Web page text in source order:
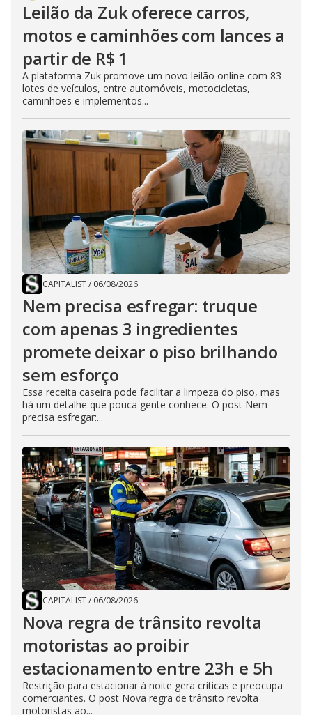
Leilão da Zuk oferece carros,
motos e caminhões com lances a
partir de R$ 1
A plataforma Zuk promove um novo leilão online com 83
lotes de veículos, entre automóveis, motocicletas,
caminhões e implementos...
CAPITALIST/ 06/08/2026
Nem precisa esfregar: truque
com apenas 3 ingredientes
promete deixar o piso brilhando
sem esforço
Essa receita caseira pode facilitar a limpeza do piso, mas
há um detalhe que pouca gente conhece. O post Nem
precisa esfregar:...
CAPITALIST/ 06/08/2026
Nova regra de trânsito revolta
motoristas ao proibir
estacionamento entre 23h e 5h
Restrição para estacionar à noite gera críticas e preocupa
comerciantes. O post Nova regra de trânsito revolta
motoristas ao...